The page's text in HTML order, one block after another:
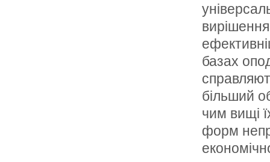
базах
більший
чим вищі
форм